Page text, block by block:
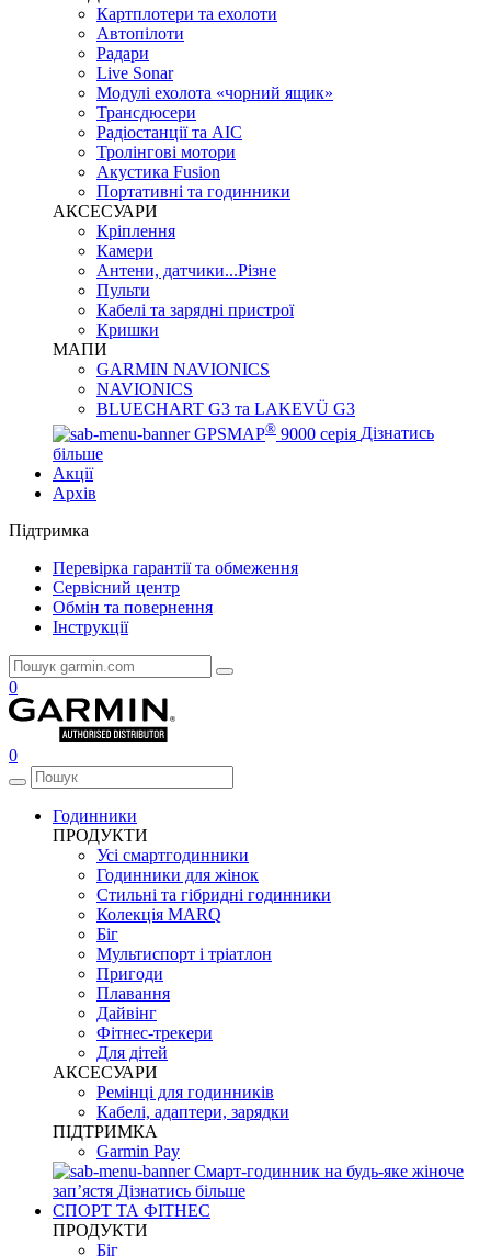
Картплотери та ехолоти
Автопілоти
Радари
Live Sonar
Модулі ехолота «чорний ящик»
Трансдюсери
Радіостанції та АІС
Тролінгові мотори
Акустика Fusion
Портативні та годинники
АКСЕСУАРИ
Кріплення
Камери
Антени, датчики...Різне
Пульти
Кабелі та зарядні пристрої
Кришки
МАПИ
GARMIN NAVIONICS
NAVIONICS
BLUECHART G3 та LAKEVÜ G3
GPSMAP® 9000 серія Дізнатись
більше
Акції
Архів
Підтримка
Перевірка гарантії та обмеження
Сервісний центр
Обмін та повернення
Інструкції
0
0
Годинники
ПРОДУКТИ
Усі смартгодинники
Годинники для жінок
Стильні та гібридні годинники
Колекція MARQ
Біг
Мультиспорт і тріатлон
Пригоди
Плавання
Дайвінг
Фітнес-трекери
Для дітей
АКСЕСУАРИ
Ремінці для годинників
Кабелі, адаптери, зарядки
ПІДТРИМКА
Garmin Pay
Смарт-годинник на будь-яке жіноче
запʼястя Дізнатись більше
СПОРТ ТА ФІТНЕС
ПРОДУКТИ
Біг